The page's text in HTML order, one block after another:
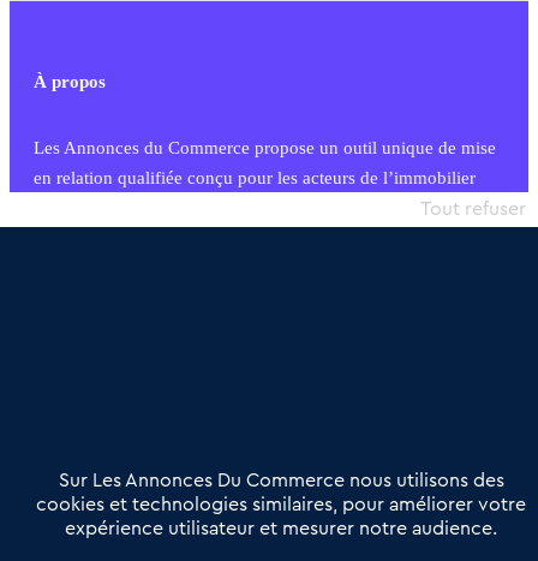
À propos
Les Annonces du Commerce propose un outil unique de mise
en relation qualifiée conçu pour les acteurs de l’immobilier
commercial et les collectivités territoriales, simple et intégrant
Offres Pro
Actualités
Qui sommes nous ?
Derniers articles
Sur Les Annonces Du Commerce nous utilisons des
cookies et technologies similaires, pour améliorer votre
expérience utilisateur et mesurer notre audience.
Tout refuser